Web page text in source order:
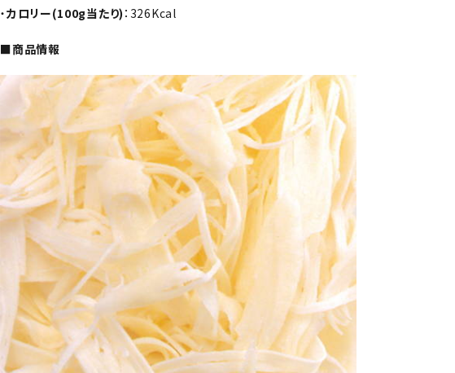
・カロリー(100g当たり) ：326Kcal
■商品情報